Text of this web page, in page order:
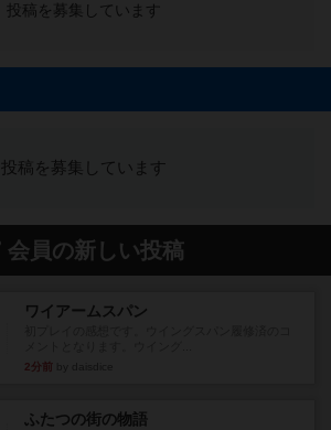
投稿を募集しています
投稿を募集しています
会員の新しい投稿
ワイアームスパン
2分前
ふたつの街の物語